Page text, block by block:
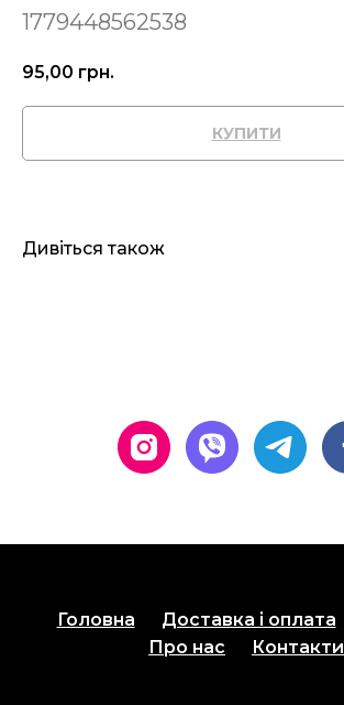
1779448562538
95,00 грн.
КУПИТИ
Дивіться також
Головна Доставка і оплата
Про нас
Контакти